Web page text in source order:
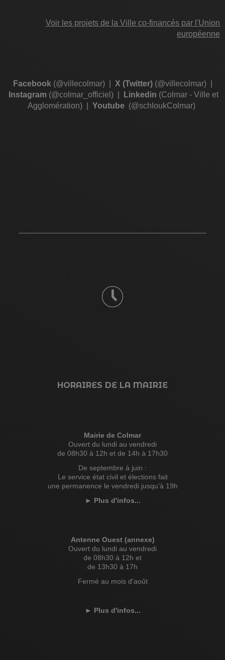
Voir les projets de la Ville co-financés par l'Union
européenne
Facebook(@villecolmar)| X (Twitter)(@villecolmar)|
Instagram (@colmar_officiel) Linkedin (Colmar - Ville et
Agglomération)
Youtube (@schloukColmar)
HORAIRES DE LA MAIRIE
Mairie de Colmar
Ouvert du lundi au vendredi
de 08h30 à 12h et de 14h à 17h30
De septembre à juin :
Le service état civil et élections fait
une permanence le vendredi jusqu’à 19h
► Plus d'infos...
Antenne Ouest (annexe)
Ouvert du lundi au vendredi
de 08h30 à 12h et
de 13h30 à 17h
Fermé au mois d'août
► Plus d'infos...